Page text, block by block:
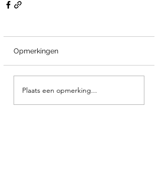
Opmerkingen
Plaats een opmerking...